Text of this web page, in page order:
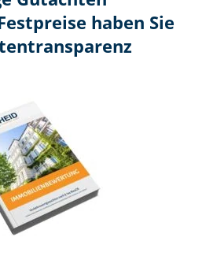
haben Sie